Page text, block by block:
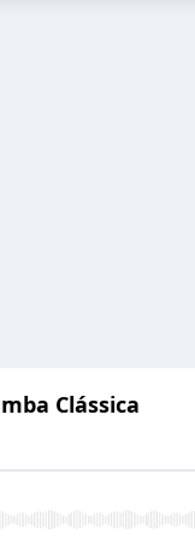
Clássica